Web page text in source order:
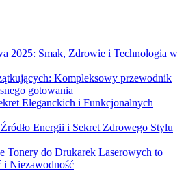
2025: Smak, Zdrowie i Technologia w
Kompleksowy przewodnik
gotowania
Eleganckich i Funkcjonalnych
Energii i Sekret Zdrowego Stylu
Tonery do Drukarek Laserowych to
i Niezawodność